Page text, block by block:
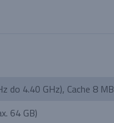
do 4.40 GHz), Cache 8 MB
64 GB)